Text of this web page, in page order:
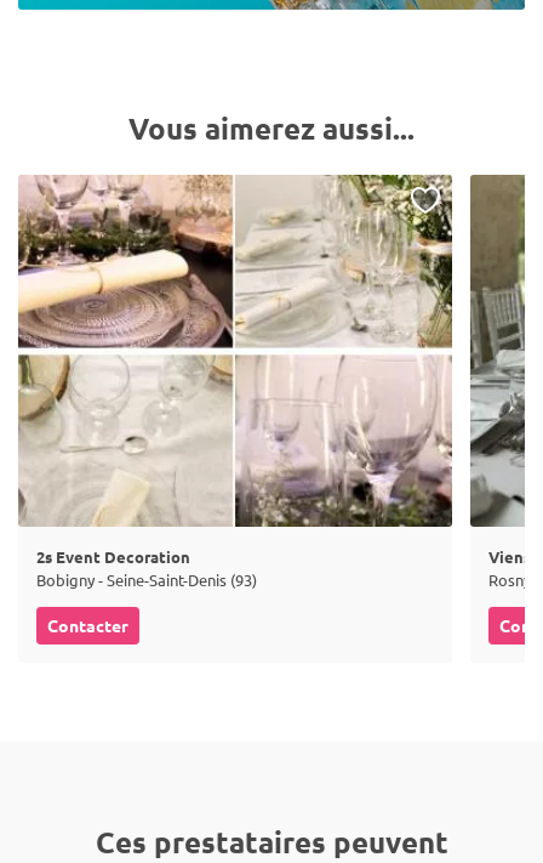
Vous aimerez aussi...
2s Event Decoration
Bobigny - Seine-Saint-Denis (93)
Contacter
Viens
Rosny-
Ces prestataires peuvent